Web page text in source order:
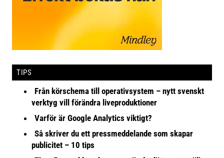
TIPS
Från körschema till operativsystem – nytt svenskt
verktyg vill förändra liveproduktioner
Varför är Google Analytics viktigt?
Så skriver du ett pressmeddelande som skapar
publicitet – 10 tips